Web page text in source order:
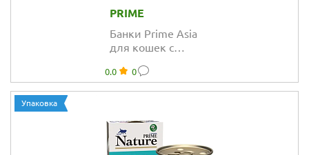
PRIME
Банки Prime Asia
для кошек с
осьминогом в
желе
0.0 0
Упаковка